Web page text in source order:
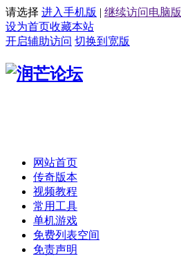
请选择 进入手机版 | 继续访问电脑版
设为首页收藏本站
开启辅助访问 切换到宽版
网站首页
传奇版本
视频教程
常用工具
单机游戏
免费列表空间
免责声明